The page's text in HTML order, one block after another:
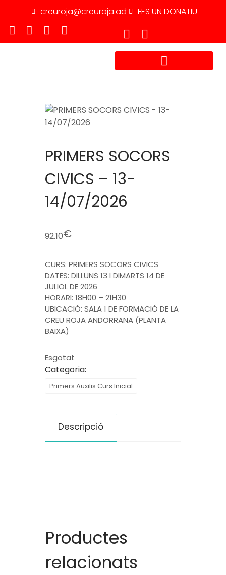
creuroja@creuroja.ad FES UN DONATIU
PRIMERS SOCORS
CIVICS – 13-
14/07/2026
92.10€
CURS: PRIMERS SOCORS CIVICS
DATES: DILLUNS 13 I DIMARTS 14 DE
JULIOL DE 2026
HORARI: 18H00 – 21H30
UBICACIÓ: SALA 1 DE FORMACIÓ DE LA
CREU ROJA ANDORRANA (PLANTA
BAIXA)
Esgotat
Categoria:
Primers Auxilis Curs Inicial
Descripció
Productes
relacionats